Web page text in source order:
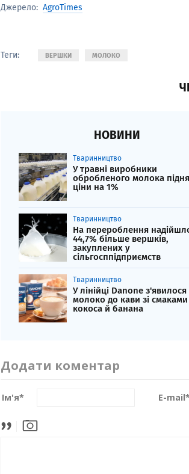
Джерело: AgroTimes
Теги: ВЕРШКИ МОЛОКО
НОВИНИ
Тваринництво
У травні виробники
обробленого молока
ціни на 1%
Тваринництво
На перероблення
44,7% більше вершків,
закуплених у
сільгосппідприємств
Тваринництво
У лінійці Danone з'явилося
молоко до кави зі смаками
кокоса й банана
Додати коментар
Ім'я* E-mail*